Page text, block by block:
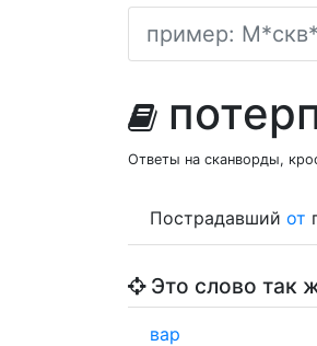
Ответы на сканворды,
Пострадавший от
Это слово так
вар